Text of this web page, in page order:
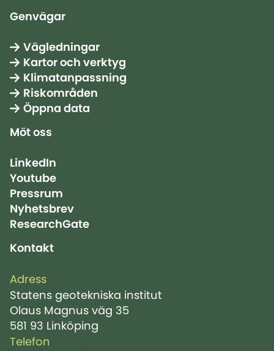
Genvägar
Vägledningar
Kartor och verktyg
Klimatanpassning
Riskområden
Öppna data
Möt oss
LinkedIn
Youtube
Pressrum
Nyhetsbrev
ResearchGate
Kontakt
Adress
Statens geotekniska institut
Olaus Magnus väg 35
581 93 Linköping
Telefon